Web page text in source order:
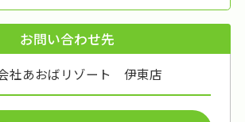
お問い合わせ先
社あおばリゾート 伊東店